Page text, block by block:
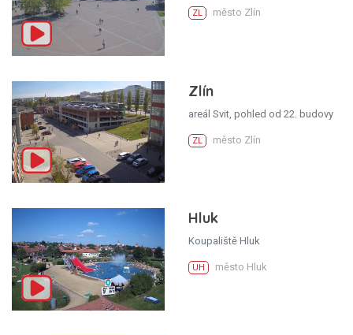
ZL město Zlín
Zlín
areál Svit, pohled od 22. budovy
ZL město Zlín
Hluk
Koupaliště Hluk
UH město Hluk